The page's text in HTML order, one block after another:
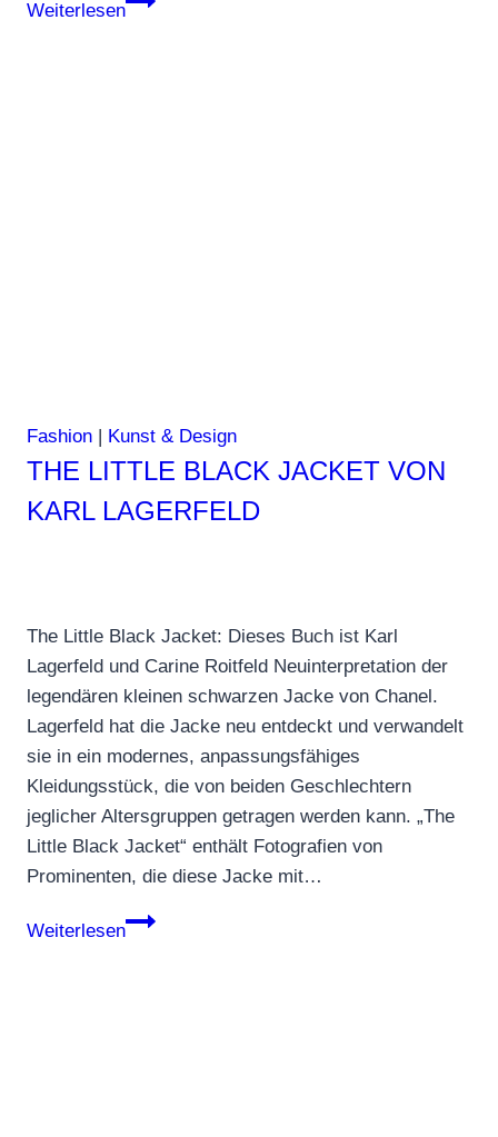
Weiterlesen
Fashion | Kunst & Design
THE LITTLE BLACK JACKET VON
KARL LAGERFELD
The Little Black Jacket: Dieses Buch ist Karl
Lagerfeld und Carine Roitfeld Neuinterpretation der
legendären kleinen schwarzen Jacke von Chanel.
Lagerfeld hat die Jacke neu entdeckt und verwandelt
sie in ein modernes, anpassungsfähiges
Kleidungsstück, die von beiden Geschlechtern
jeglicher Altersgruppen getragen werden kann. „The
Little Black Jacket“ enthält Fotografien von
Prominenten, die diese Jacke mit…
Weiterlesen
The